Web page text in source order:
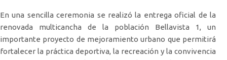
En una sencilla ceremonia se realizó la entrega oficial de la
renovada multicancha de la población Bellavista 1, un
importante proyecto de mejoramiento urbano que permitirá
fortalecer la práctica deportiva, la recreación y la convivencia